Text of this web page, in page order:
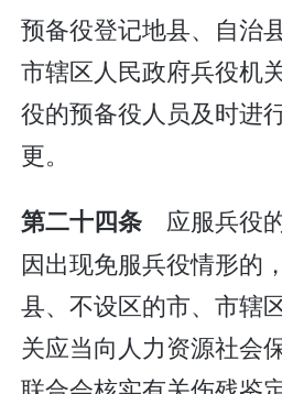
预备役登记地县、自治
市辖区人民政府兵役机
役的预备役人员及时进
更。
第二十四条 应服兵役
因出现免服兵役情形的
县、不设区的市、市辖
关应当向人力资源社会